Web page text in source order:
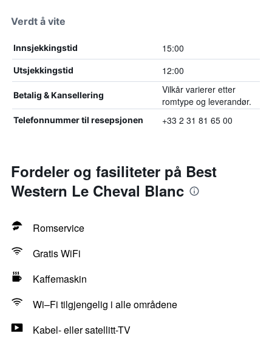
Verdt å vite
Innsjekkingstid 15:00
Utsjekkingstid 12:00
Betalig & Kansellering
Vilkår varierer etter
romtype og leverandør.
Telefonnummer til resepsjonen +33 2 31 81 65 00
Fordeler og fasiliteter på Best
Western Le Cheval Blanc
Romservice
Gratis WiFi
Kaffemaskin
Wi–Fi tilgjengelig i alle områdene
Kabel- eller satellitt-TV